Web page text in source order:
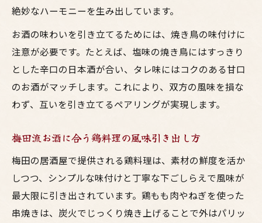
絶妙なハーモニーを生み出しています。
お酒の味わいを引き立てるためには、焼き鳥の味付けに
注意が必要です。たとえば、塩味の焼き鳥にはすっきり
とした辛口の日本酒が合い、タレ味にはコクのある甘口
のお酒がマッチします。これにより、双方の風味を損な
わず、互いを引き立てるペアリングが実現します。
梅田流お酒に合う鶏料理の風味引き出し方
梅田の居酒屋で提供される鶏料理は、素材の鮮度を活か
しつつ、シンプルな味付けと丁寧な下ごしらえで風味が
最大限に引き出されています。鶏もも肉やねぎを使った
串焼きは、炭火でじっくり焼き上げることで外はパリッ